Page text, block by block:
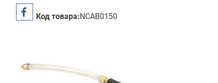
Код товара:NCAB0150